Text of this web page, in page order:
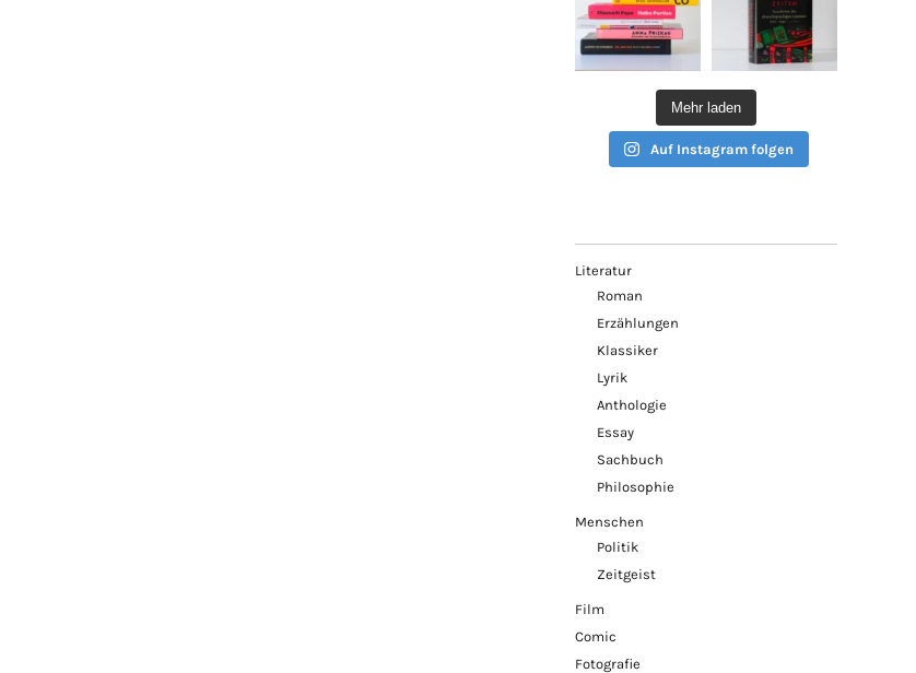
Mehr laden
Auf Instagram folgen
Literatur
Roman
Erzählungen
Klassiker
Lyrik
Anthologie
Essay
Sachbuch
Philosophie
Menschen
Politik
Zeitgeist
Film
Comic
Fotografie